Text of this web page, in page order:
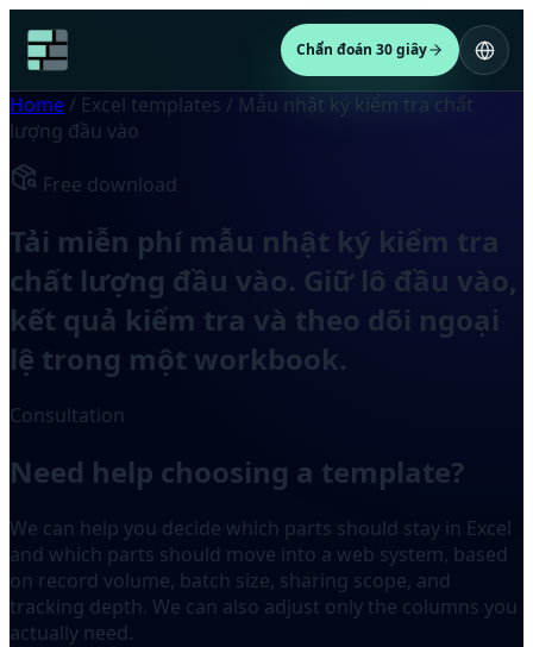
Chẩn đoán 30 giây
Home / Excel templates / Mẫu nhật ký kiểm tra chất
lượng đầu vào
Free download
Tải miễn phí mẫu nhật ký kiểm tra
chất lượng đầu vào. Giữ lô đầu vào,
kết quả kiểm tra và theo dõi ngoại
lệ trong một workbook.
Consultation
Need help choosing a template?
We can help you decide which parts should stay in Excel
and which parts should move into a web system, based
on record volume, batch size, sharing scope, and
tracking depth. We can also adjust only the columns you
actually need.